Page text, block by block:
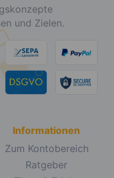
und Zielen.
Informationen
Zum Kontobereich
Ratgeber